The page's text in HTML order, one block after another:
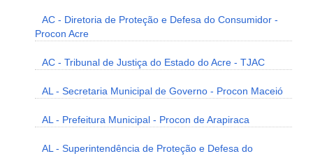
AC - Diretoria de Proteção e Defesa do Consumidor -
Procon Acre
AC - Tribunal de Justiça do Estado do Acre - TJAC
AL - Secretaria Municipal de Governo - Procon Maceió
AL - Prefeitura Municipal - Procon de Arapiraca
AL - Superintendência de Proteção e Defesa do